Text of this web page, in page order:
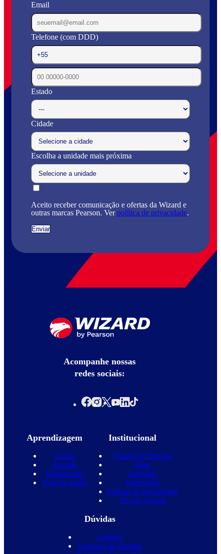
Email
Telefone (com DDD)
Estado
Cidade
Escolha a unidade mais próxima
Aceito receber comunicação e ofertas da Wizard e
outras marcas Pearson. Verpolítica de privacidade.
Acompanhe nossas
redes sociais:
Aprendizagem
Cursos
Escolas
Diferenciais
Teste de inglês
Institucional
Wizard by Pearson
Blog
Parcerias
Promoções
Política de privacidade
Projeto Águias
Dúvidas
Contato
Franquia de Idiomas